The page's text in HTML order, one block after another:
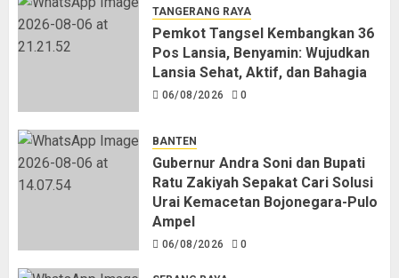
TANGERANG RAYA
Pemkot Tangsel Kembangkan 36
Pos Lansia, Benyamin: Wujudkan
Lansia Sehat, Aktif, dan Bahagia
06/08/2026 0
BANTEN
Gubernur Andra Soni dan Bupati
Ratu Zakiyah Sepakat Cari Solusi
Urai Kemacetan Bojonegara-Pulo
Ampel
06/08/2026 0